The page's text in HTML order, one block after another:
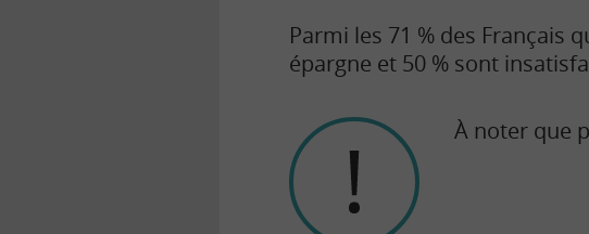
Parmi les 71 % des Français
épargne et 50 % sont
À noter que